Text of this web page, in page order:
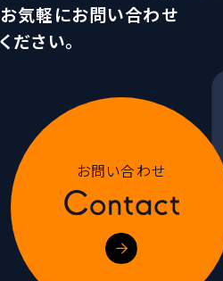
お気軽にお問い合わせ
ください。
お問い合わせ